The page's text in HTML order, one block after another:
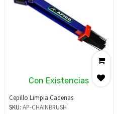
Con Existencias
Cepillo Limpia Cadenas
SKU: AP-CHAINBRUSH